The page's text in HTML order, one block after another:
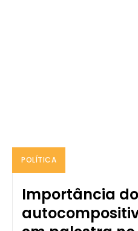
POLÍTICA
Importância